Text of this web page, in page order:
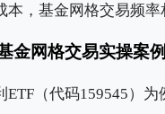
本，基金网格交易频
金网格交易实操案例
ETF（代码159545）